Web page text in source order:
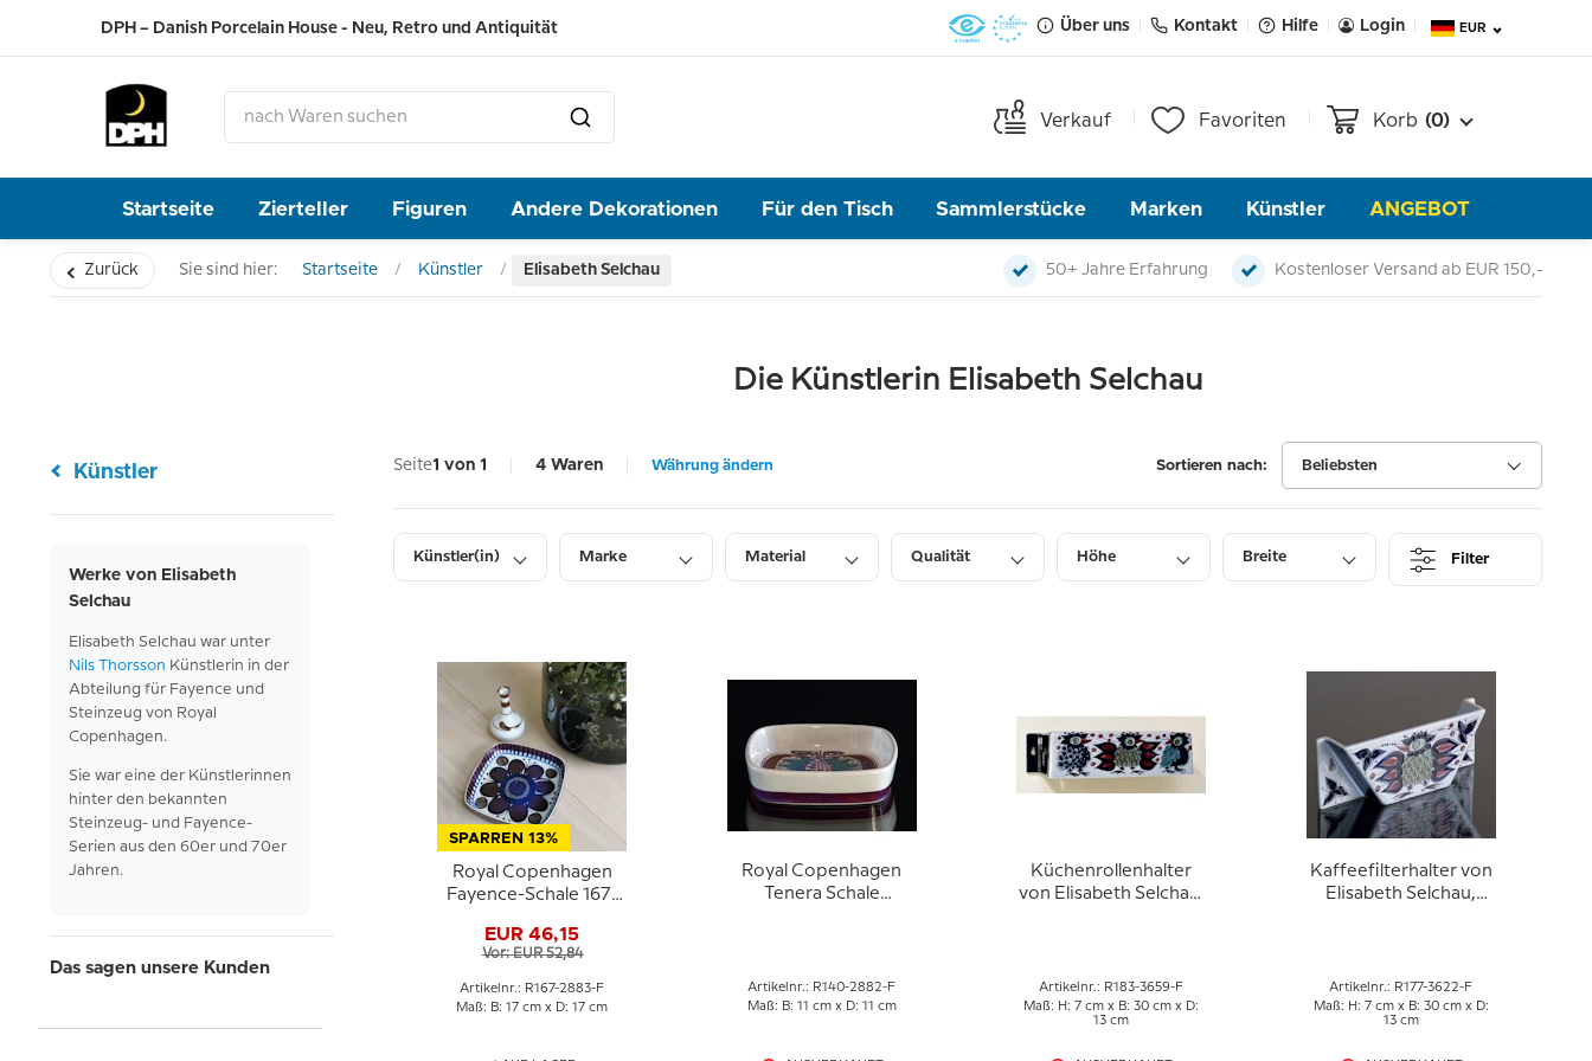
DPH – Danish Porcelain House - Neu, Retro und Antiquität Über uns Kontakt Hilfe Login EUR
Verkauf Favoriten Korb (0)
Startseite Zierteller Figuren Andere Dekorationen Für den Tisch Sammlerstücke Marken Künstler ANGEBOT
Zurück Sie sind hier: Startseite Künstler Elisabeth Selchau 50+ Jahre Erfahrung Kostenloser Versand ab EUR 150,-
Künstler
Werke von Elisabeth
Selchau
Elisabeth Selchau war unter
Nils Thorsson Künstlerin in der
Abteilung für Fayence und
Steinzeug von Royal
Copenhagen.
Sie war eine der Künstlerinnen
hinter den bekannten
Steinzeug- und Fayence-
Serien aus den 60er und 70er
Jahren.
Das sagen unsere Kunden
Die Künstlerin Elisabeth Selchau
Seite1 von 1 4 Waren Währung ändern Sortieren nach: Beliebsten
Künstler(in) Marke Material Qualität Höhe Breite Filter
SPARREN 13%
Royal Copenhagen
Fayence-Schale 167-
Selchau
EUR 46,15
Vor: EUR 52,84
Artikelnr.: R167-2883-F
Maß: B: 17 cm x D: 17 cm
Royal Copenhagen
Tenera Schale
Artikelnr.: R140-2882-F
Maß: B: 11 cm x D: 11 cm
Küchenrollenhalter
von Elisabeth Selchau,
Artikelnr.: R183-3659-F
Maß: H: 7 cm x B: 30 cm x D:
13 cm
Kaffeefilterhalter von
Elisabeth Selchau,
Artikelnr.: R177-3622-F
Maß: H: 7 cm x B: 30 cm x D:
13 cm